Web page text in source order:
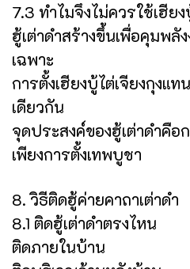
7.3 ทำไมจึงไม่ควรใช้เฮีย
ฮู้เต่าดำสร้างขึ้นเพื่อคุมพลั
เฉพาะ
การตั้งเฮียงบู้ไต่เจียงกุงแ
เดียวกัน
จุดประสงค์ของฮู้เต่าดำคือ
เพียงการตั้งเทพบูชา
8. วิธีติดฮู้ค่ายคาถาเต่าดำ
8.1 ติดฮู้เต่าดำตรงไหน
ติดภายในบ้าน